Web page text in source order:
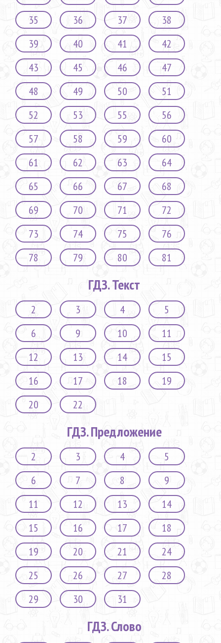
35
36 37
38
39
40 41
42
43
45 46
47
48
49 50
51
52
53 55
56
57
58 59
60
61
62 63
64
65
66 67
68
69
70 71
72
73
74 75
76
78
79 80 81
ГДЗ. Текст
2 3 4
5
6
9 10
11
12
13 14
15
16
17 18
19
20
22
ГДЗ. Предложение
2 3 4
5
6
7 8
9
11
12 13
14
15
16 17
18
19
20 21
24
25
26 27
28
29
30 31
ГДЗ. Слово